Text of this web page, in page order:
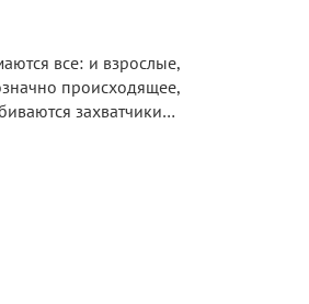
все: и взрослые,
происходящее,
захватчики…